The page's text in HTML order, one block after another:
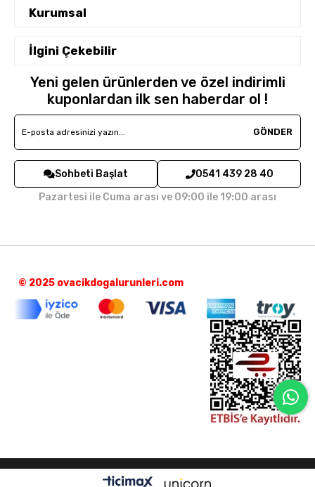
Siparişlerim
Sepetim
Destek Taleplerim
Kurumsal
Hakkımızda
İletişim
Cayma Hakkı
Mesafeli Satış Sözleşmesi
İade ve Geri Ödeme Politikası
İlgini Çekebilir
Yeni Gelenler
Çok Satanlar
Yeni gelen ürünlerden ve özel indirimli
kuponlardan ilk sen haberdar ol !
GÖNDER
Sohbeti Başlat
0541 439 28 40
Pazartesi ile Cuma arası ve 09:00 ile 19:00 arası
© 2025 ovacikdogalurunleri.com